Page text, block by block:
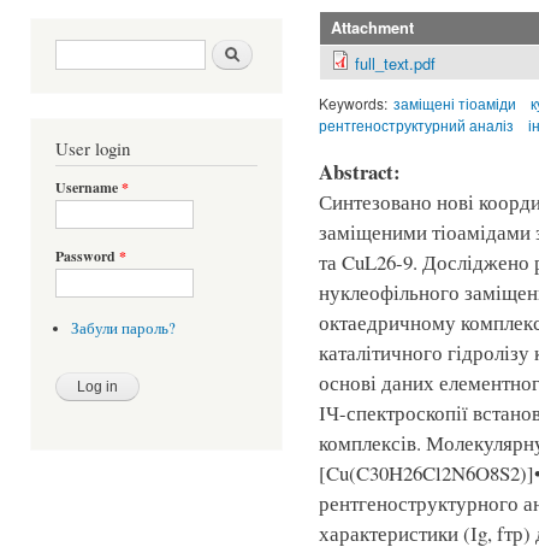
Search form Шукати
User login
Username*
Password *
Забули пароль?
Attachment
full_text.pdf
Keywords: заміщені тіоаміди
рентгеноструктурний аналіз
Abstract:
Синтезовано нові
заміщеними
та CuL26-9. Досліджено
нуклеофільного
октаедричному
каталітичного
основі даних
ІЧ-спектроскопії
комплексів.
рентгеноструктурного
характеристики (Іg,